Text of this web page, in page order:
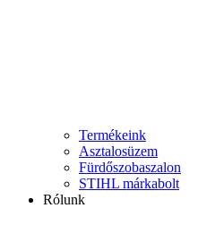
Termékeink
Asztalosüzem
Fürdőszobaszalon
STIHL márkabolt
Rólunk